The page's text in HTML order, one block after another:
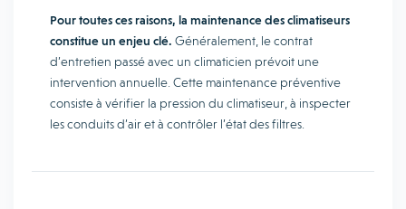
Pour toutes ces raisons, la maintenance des climatiseurs
constitue un enjeu clé. Généralement, le contrat
d’entretien passé avec un climaticien prévoit une
intervention annuelle. Cette maintenance préventive
consiste à vérifier la pression du climatiseur, à inspecter
les conduits d’air et à contrôler l’état des filtres.